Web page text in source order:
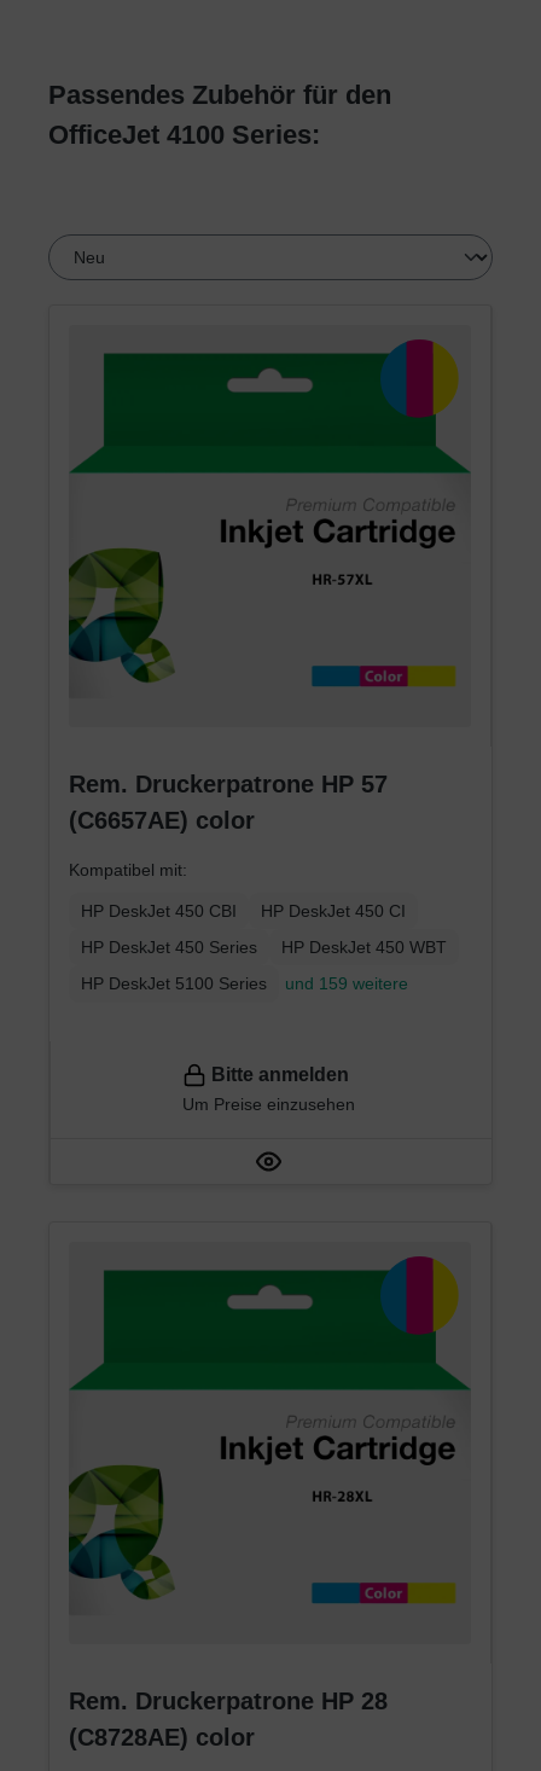
Passendes Zubehör für den
OfficeJet 4100 Series:
Rem. Druckerpatrone HP 57
(C6657AE) color
Kompatibel mit:
HP DeskJet 450 CBI
HP DeskJet 450 CI
HP DeskJet 450 Series
HP DeskJet 450 WBT
HP DeskJet 5100 Series
und 159 weitere
Bitte anmelden
Um Preise einzusehen
Rem. Druckerpatrone HP 28
(C8728AE) color